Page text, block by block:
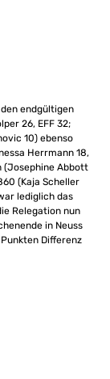
den endgültigen
26, EFF 32;
10) ebenso
Herrmann 18,
(Josephine Abbott
(Kaja Scheller
lediglich das
Relegation nun
in Neuss
Differenz